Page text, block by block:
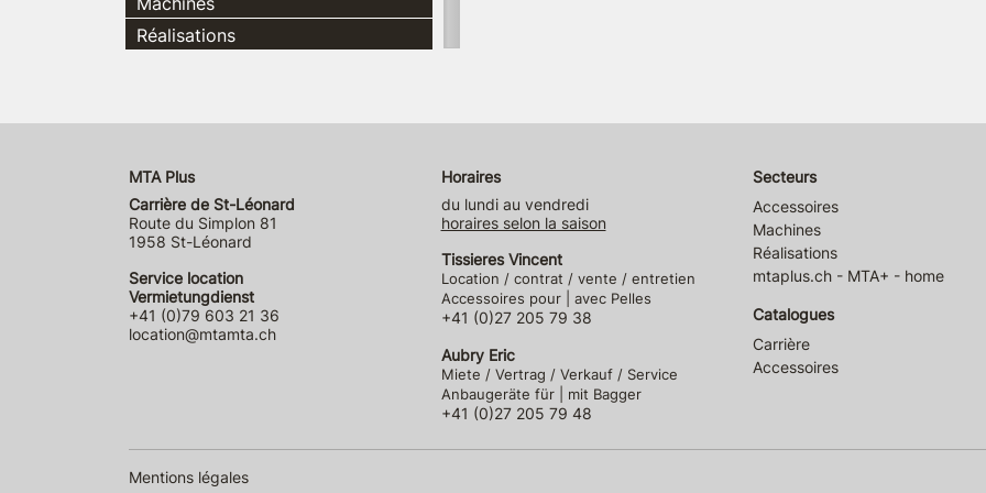
Réalisations
MTA Plus
Carrière de St-Léonard
Route du Simplon 81
1958 St-Léonard
Service location
Vermietungdienst
+41 (0)79 603 21 36
location@mtamta.ch
Horaires
du lundi au vendredi
horaires selon la saison
Tissieres Vincent
Location / contrat / vente / entretien
Accessoires pour | avec Pelles
+41 (0)27 205 79 38
Aubry Eric
Miete / Vertrag / Verkauf / Service
Anbaugeräte für | mit Bagger
+41 (0)27 205 79 48
Secteurs
Accessoires
Machines
Réalisations
mtaplus.ch - MTA+ - home
Catalogues
Carrière
Accessoires
Mentions légales